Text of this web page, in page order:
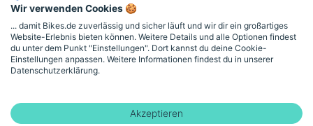
Gewicht
15.7
Wir verwenden Cookies 🍪
... damit Bikes.de zuverlässig und sicher läuft und wir dir ein großartiges
Website-Erlebnis bieten können. Weitere Details und alle Optionen findest
du unter dem Punkt "Einstellungen". Dort kannst du deine Cookie-
Einstellungen anpassen. Weitere Informationen findest du in unserer
Datenschutzerklärung.
Akzeptieren